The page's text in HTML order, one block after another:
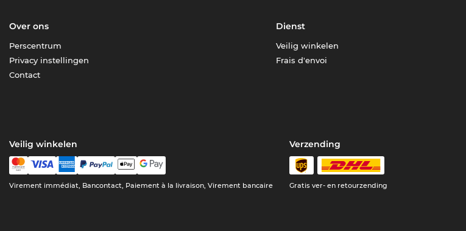
Over ons
Perscentrum
Privacy instellingen
Contact
Dienst
Veilig winkelen
Frais d'envoi
Veilig winkelen
Virement immédiat, Bancontact, Paiement à la livraison, Virement bancaire
Verzending
Gratis ver- en retourzending